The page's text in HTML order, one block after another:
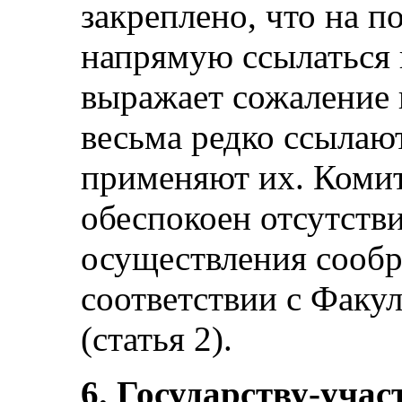
закреплено, что на
напрямую ссылаться
выражает сожаление
весьма редко
применяют их.
обеспокоен
осуществления
соответствии с
(статья 2).
6. Государству-